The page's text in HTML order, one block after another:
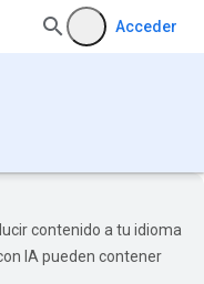
Acceder
contenido a tu idioma
IA pueden contener